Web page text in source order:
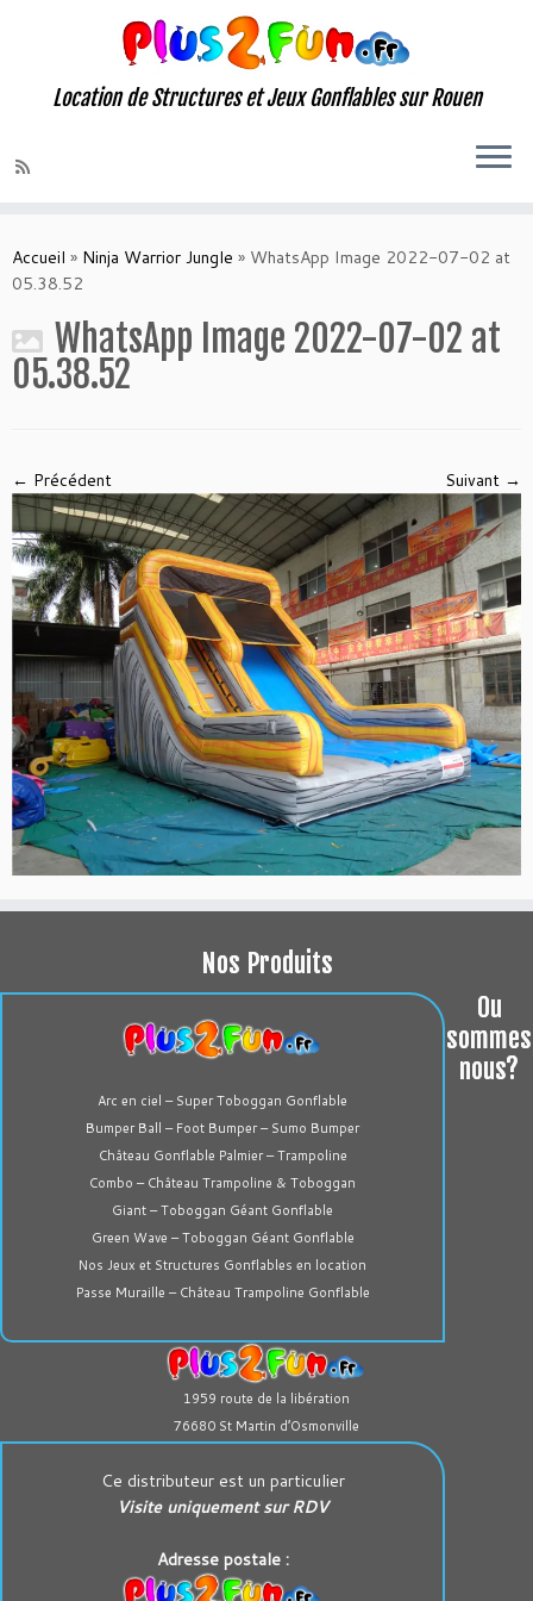
to
content
Location de Structures et Jeux Gonflables sur Rouen
Accueil » Ninja Warrior Jungle » WhatsApp Image 2022-07-02 at
05.38.52
WhatsApp Image 2022-07-02 at
05.38.52
← Précédent Suivant →
Nos Produits
Arc en ciel – Super Toboggan Gonflable
Bumper Ball – Foot Bumper – Sumo Bumper
Château Gonflable Palmier – Trampoline
Combo – Château Trampoline & Toboggan
Giant – Toboggan Géant Gonflable
Green Wave – Toboggan Géant Gonflable
Nos Jeux et Structures Gonflables en location
Passe Muraille – Château Trampoline Gonflable
Ou
sommes
nous?
1959 route de la libération
76680 St Martin d’Osmonville
Ce distributeur est un particulier
Visite uniquement sur RDV
Adresse postale :